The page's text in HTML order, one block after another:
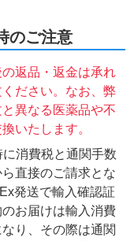
のご注意
返品・返金は承れ
ださい。なお、弊
異なる医薬品や不
いたします。
消費税と通関手数
直接のご請求とな
発送で輸入確認証
お届けは輸入消費
り、その際は通関